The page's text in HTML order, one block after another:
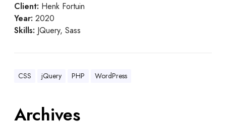
Client: Henk Fortuin
Year: 2020
Skills: JQuery, Sass
CSS jQuery PHP WordPress
Archives